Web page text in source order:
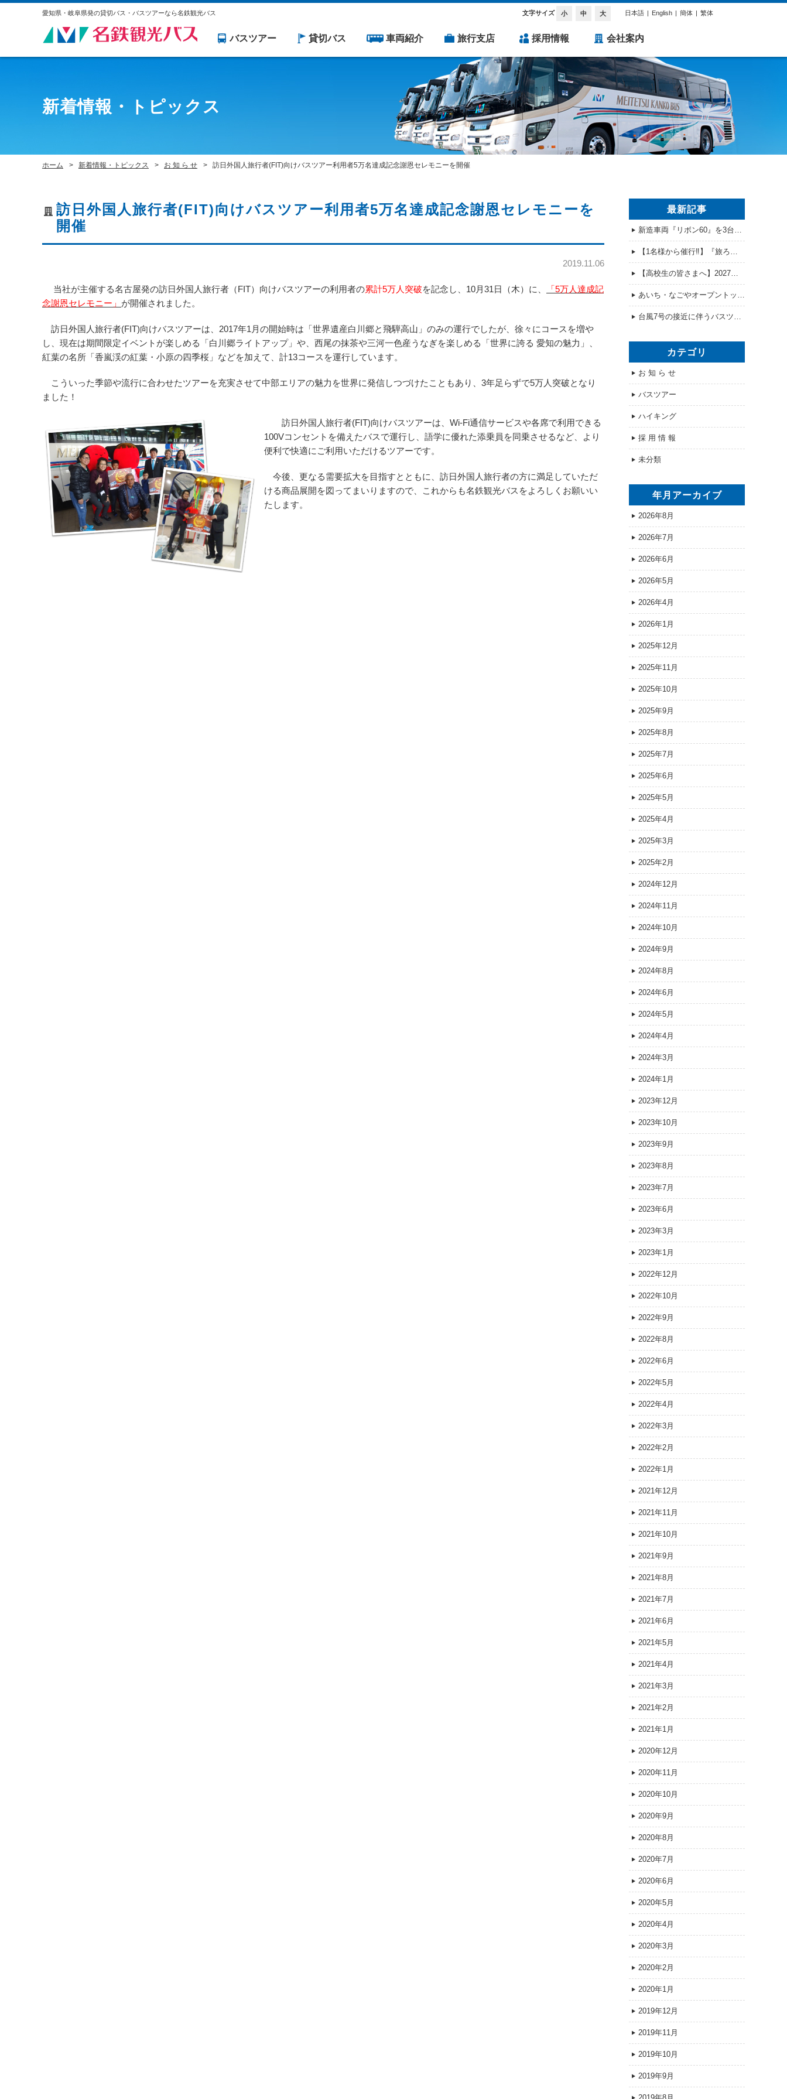
愛知県・岐阜県発の貸切バス・バスツアーなら名鉄観光バス 文字サイズ 小 中 大 日本語 English 簡体 繁体
バスツアー 貸切バス 車両紹介 旅行支店 採用情報 会社案内
新着情報・トピックス
ホーム 新着情報・トピックス お 知 ら せ 訪日外国人旅行者(FIT)向けバスツアー利用者5万名達成記念謝恩セレモニーを開催
訪日外国人旅行者(FIT)向けバスツアー利用者5万名達成記念謝恩セレモニーを
開催
2019.11.06
当社が主催する名古屋発の訪日外国人旅行者（FIT）向けバスツアーの利用者の累計5万人突破を記念し、 10月31日（木）に、
「5万人達成記
念謝恩セレモニー」 が開催されました。
訪日外国人旅行者(FIT)向けバスツアーは、2017年1月の開始時は「世界遺産白川郷と飛騨高山」のみの運行でしたが、徐々にコースを増や
し、現在は期間限定イベントが楽しめる「白川郷ライトアップ」や、西尾の抹茶や三河一色産うなぎを楽しめる「世界に誇る 愛知の魅力」、
紅葉の名所「香嵐渓の紅葉・小原の四季桜」などを加えて、計13コースを運行しています。
こういった季節や流行に合わせたツアーを充実させて中部エリアの魅力を世界に発信しつづけたこともあり、3年足らずで5万人突破となり
ました！
訪日外国人旅行者(FIT)向けバスツアーは、Wi-Fi通信サービスや各席で利用できる
100Vコンセントを備えたバスで運行し、語学に優れた添乗員を同乗させるなど、より
便利で快適にご利用いただけるツアーです。
今後、更なる需要拡大を目指すとともに、訪日外国人旅行者の方に満足していただ
ける商品展開を図って まいりますので、これからも名鉄観光バスをよろしくお願いい
たします。
最新記事
新造車両『リボン60』を3台導入
【1名様から催行‼】『旅ろっ！愛知の魅力発見バスツアー』全コース販売開始！
【高校生の皆さまへ】2027年度の求人情報を公開しました！
あいち・なごやオープントップバス販売開始のお知らせ
台風7号の接近に伴うバスツアー「ドラゴンズパック」の催行可否について
カテゴリ
お 知 ら せ
バスツアー
ハイキング
採 用 情 報
未分類
年月アーカイブ
2026年8月
2026年7月
2026年6月
2026年5月
2026年4月
2026年1月
2025年12月
2025年11月
2025年10月
2025年9月
2025年8月
2025年7月
2025年6月
2025年5月
2025年4月
2025年3月
2025年2月
2024年12月
2024年11月
2024年10月
2024年9月
2024年8月
2024年6月
2024年5月
2024年4月
2024年3月
2024年1月
2023年12月
2023年10月
2023年9月
2023年8月
2023年7月
2023年6月
2023年3月
2023年1月
2022年12月
2022年10月
2022年9月
2022年8月
2022年6月
2022年5月
2022年4月
2022年3月
2022年2月
2022年1月
2021年12月
2021年11月
2021年10月
2021年9月
2021年8月
2021年7月
2021年6月
2021年5月
2021年4月
2021年3月
2021年2月
2021年1月
2020年12月
2020年11月
2020年10月
2020年9月
2020年8月
2020年7月
2020年6月
2020年5月
2020年4月
2020年3月
2020年2月
2020年1月
2019年12月
2019年11月
2019年10月
2019年9月